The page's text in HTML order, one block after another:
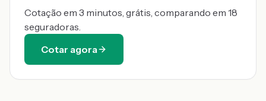
Cotação em 3 minutos, grátis, comparando em 18
seguradoras.
Cotar agora